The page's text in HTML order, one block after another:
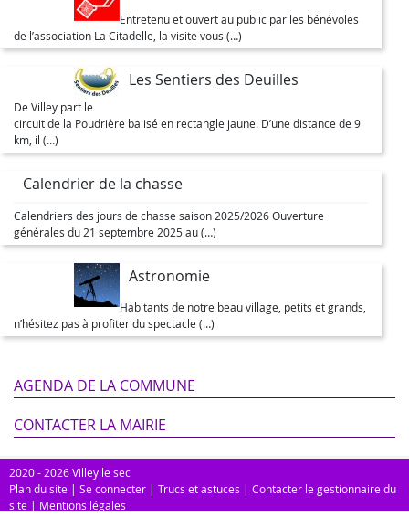
Entretenu et ouvert au public par les bénévoles
de l’association La Citadelle, la visite vous (…)
Les Sentiers des Deuilles
De Villey part le
circuit de la Poudrière balisé en rectangle jaune. D’une distance de 9
km, il (…)
Calendrier de la chasse
Calendriers des jours de chasse saison 2025/2026 Ouverture
générales du 21 septembre 2025 au (…)
Astronomie
Habitants de notre beau village, petits et grands,
n’hésitez pas à profiter du spectacle (…)
AGENDA DE LA COMMUNE
CONTACTER LA MAIRIE
2020 - 2026 Villey le sec
Plan du site | Se connecter | Trucs et astuces | Contacter le gestionnaire du
site | Mentions légales